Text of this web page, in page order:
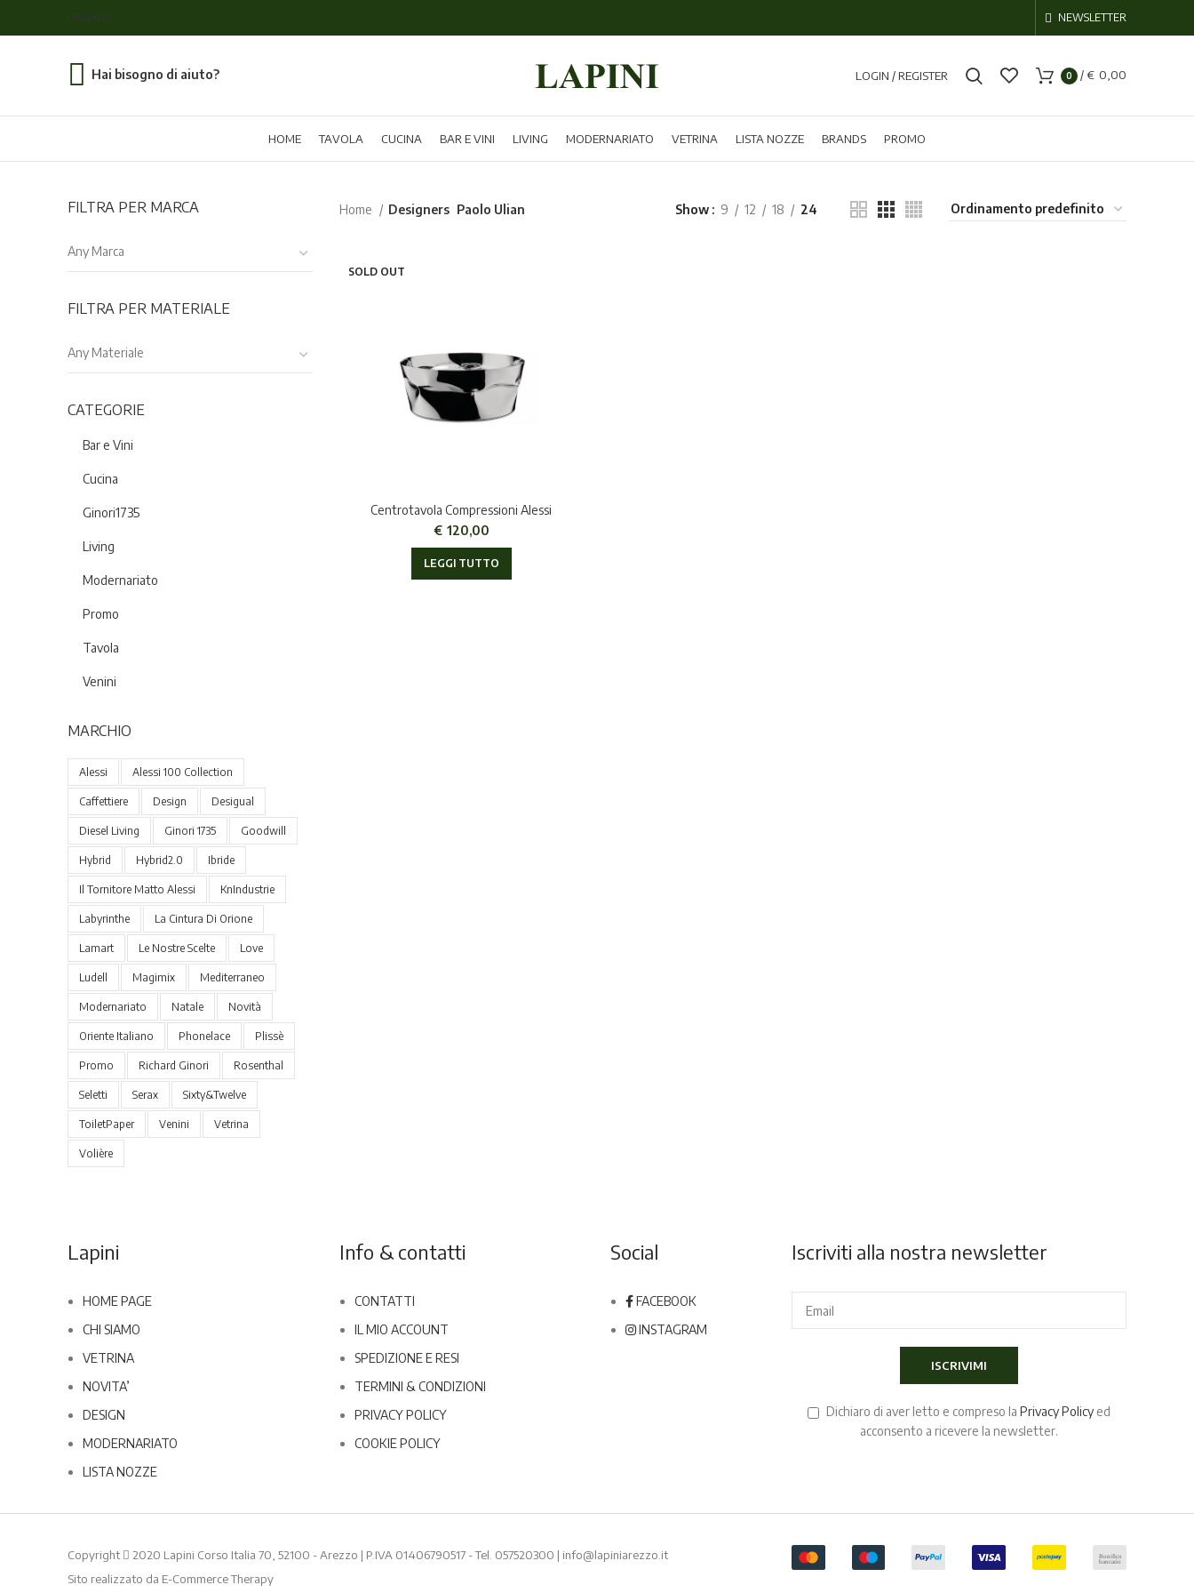
ITALIANO NEWSLETTER
Hai bisogno di aiuto? LOGIN / REGISTER 0 /€ 0,00
HOME TAVOLA CUCINA BAR E VINI LIVING MODERNARIATO VETRINA LISTA NOZZE BRANDS PROMO
FILTRA PER MARCA
Any Marca
FILTRA PER MATERIALE
Any Materiale
CATEGORIE
Bar e Vini
Cucina
Ginori1735
Living
Modernariato
Promo
Tavola
Venini
MARCHIO
Alessi Alessi 100 Collection
Caffettiere Design Desigual
Diesel Living Ginori 1735 Goodwill
Hybrid Hybrid2.0 Ibride
Il Tornitore Matto Alessi KnIndustrie
Labyrinthe La Cintura Di Orione
Lamart Le Nostre Scelte Love
Ludell Magimix Mediterraneo
Modernariato Natale Novità
Oriente Italiano Phonelace Plissè
Promo Richard Ginori Rosenthal
Seletti Serax Sixty&Twelve
ToiletPaper Venini Vetrina
Volière
Home Designers Paolo Ulian Show 9 12 18 24
SOLD OUT
Centrotavola Compressioni Alessi
€ 120,00
LEGGI TUTTO
Lapini
HOME PAGE
CHI SIAMO
VETRINA
NOVITA’
DESIGN
MODERNARIATO
LISTA NOZZE
Info & contatti
CONTATTI
IL MIO ACCOUNT
SPEDIZIONE E RESI
TERMINI & CONDIZIONI
PRIVACY POLICY
COOKIE POLICY
Social
FACEBOOK
INSTAGRAM
Iscriviti alla nostra newsletter
Dichiaro di aver letto e compreso la Privacy Policyed
acconsento a ricevere la newsletter.
Copyright 2020 Lapini Corso Italia 70, 52100 - Arezzo | P.IVA 01406790517 - Tel. 057520300 | info@lapiniarezzo.it
Sito realizzato da E-Commerce Therapy